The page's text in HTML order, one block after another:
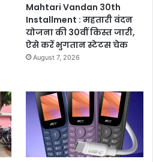
Mahtari Vandan 30th
Installment : महतारी वंदन
योजना की 30वीं किस्त जारी,
ऐसे करें भुगतान स्टेटस चेक
August 7, 2026